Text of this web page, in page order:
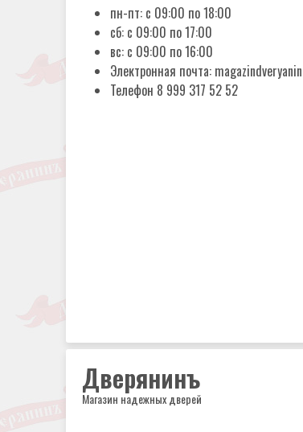
пн-пт: с 09:00 по 18:00
сб: с 09:00 по 17:00
вс: с 09:00 по 16:00
Электронная почта:
Телефон 8 999 317 52 52
Дверянинъ
Магазин надежных дверей